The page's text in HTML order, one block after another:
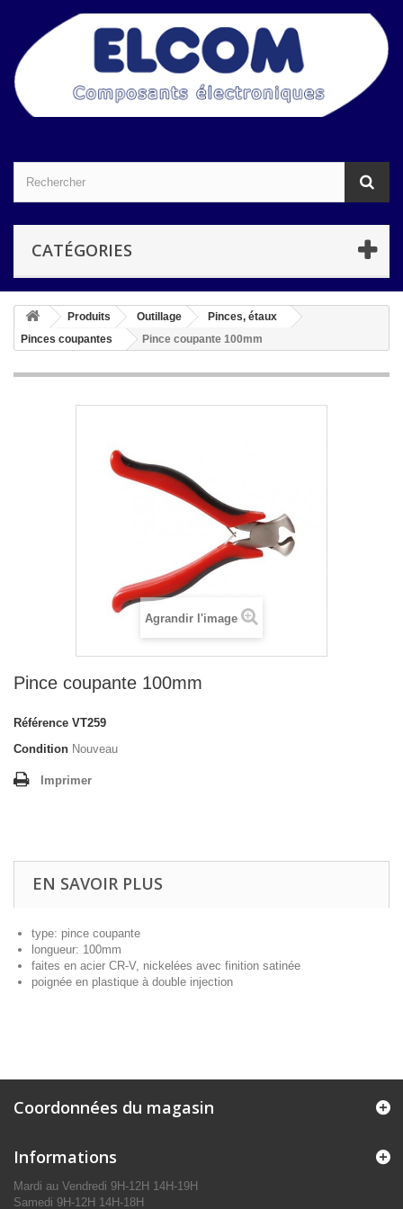
CATÉGORIES
Produits Outillage
Pinces, étaux
Pinces coupantes
Pince coupante 100mm
Agrandir l'image
Pince coupante 100mm
Référence VT259
Condition Nouveau
Imprimer
EN SAVOIR PLUS
type: pince coupante
longueur: 100mm
faites en acier CR-V, nickelées avec finition satinée
poignée en plastique à double injection
Coordonnées du magasin
Informations
Mardi au Vendredi 9H-12H 14H-19H
Samedi 9H-12H 14H-18H